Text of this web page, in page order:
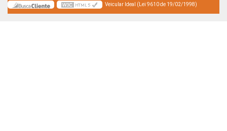
Veicular Ideal (Lei 9610 de 19/02/1998)